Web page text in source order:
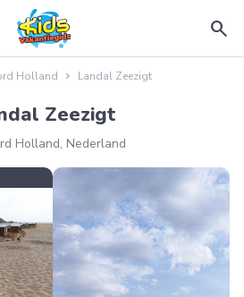
search
Holland Landal Zeezigt
Zeezigt
Holland, Nederland